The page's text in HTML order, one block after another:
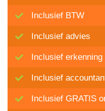
Inclusief BTW
Inclusief advies
Inclusief erkenning
Inclusief
Inclusief GRATIS